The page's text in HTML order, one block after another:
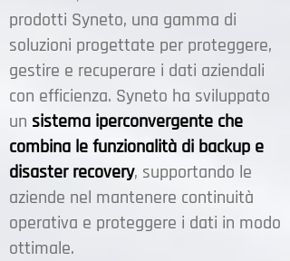
prodotti Syneto, una gamma di
soluzioni progettate per proteggere,
gestire e recuperare i dati aziendali
con efficienza. Syneto ha sviluppato
un sistema iperconvergente che
combina le funzionalità di backup e
disaster recovery, supportando le
aziende nel mantenere continuità
operativa e proteggere i dati in modo
ottimale.